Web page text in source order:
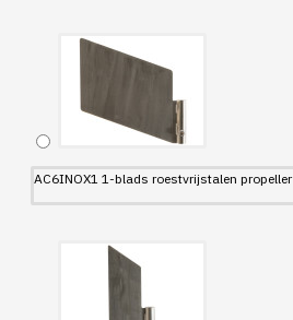
AC6INOX1 1-blads roestvrijstalen propeller